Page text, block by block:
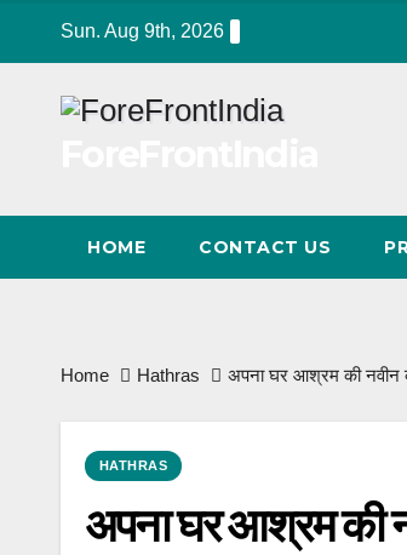
Sun. Aug 9th, 2026
HOME CONTACT US
Home Hathras अपना घर आश्रम की नवीन
HATHRAS
अपना घर आश्रम की